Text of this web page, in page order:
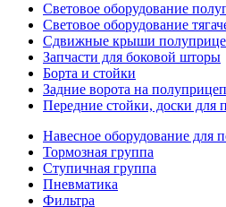
Световое оборудование
Световое оборудование
Сдвижные крыши
Запчасти для боковой шторы
Борта и стойки
Задние ворота на полуприцеп
Передние стойки, доски для
Навесное оборудование для
Тормозная группа
Ступичная группа
Пневматика
Фильтра